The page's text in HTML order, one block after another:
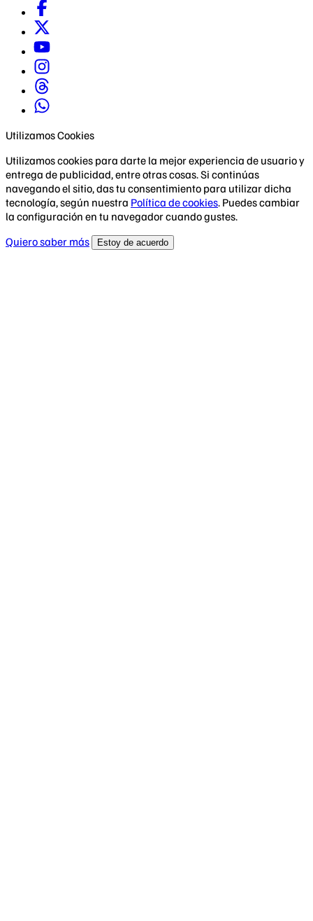
Utilizamos Cookies
Utilizamos cookies para darte la mejor experiencia de usuario y
entrega de publicidad, entre otras cosas. Si continúas
navegando el sitio, das tu consentimiento para utilizar dicha
tecnología, según nuestra Política de cookies. Puedes cambiar
la configuración en tu navegador cuando gustes.
Quiero saber más
Estoy de acuerdo